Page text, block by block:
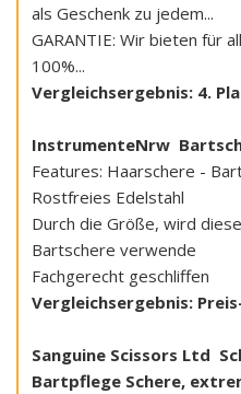
als Geschenk zu jedem...
GARANTIE: Wir bieten für
100%...
Vergleichsergebnis: 4.
InstrumenteNrw
Features: Haarschere -
Rostfreies Edelstahl
Durch die Größe, wird
Bartschere verwende
Fachgerecht geschliffen
Vergleichsergebnis:
Sanguine Scissors Ltd
Bartpflege Schere,